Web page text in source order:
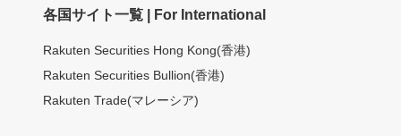
各国サイト一覧 | For International
Rakuten Securities Hong Kong(香港)
Rakuten Securities Bullion(香港)
Rakuten Trade(マレーシア)